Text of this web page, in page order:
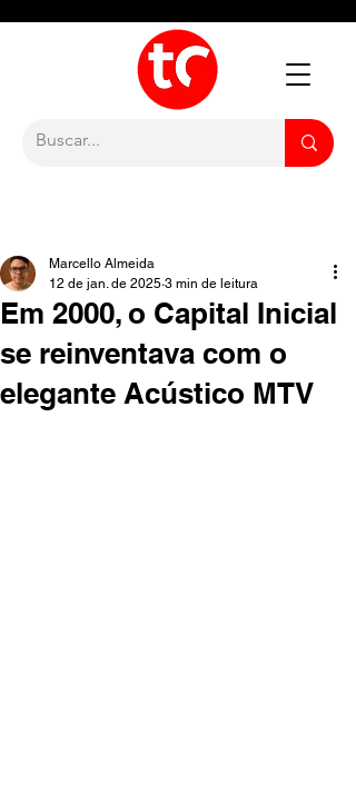
Em 2000, o Capital Inicial
se reinventava com o
elegante Acústico MTV
Marcello Almeida
12 de jan. de 2025 3 min de leitura